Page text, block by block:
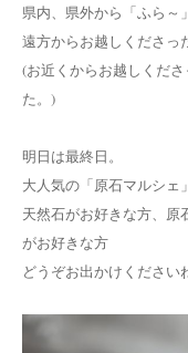
県内、県外から「ふら～
遠方からお越しくださっ
(お近くからお越しくだ
た。)
明日は最終日。
大人気の「原石マルシェ
天然石がお好きな方、原
がお好きな方
どうぞお出かけください